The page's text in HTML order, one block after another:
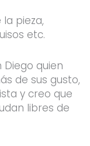
pieza,
etc.
quien
de sus gusto,
y creo que
libres de